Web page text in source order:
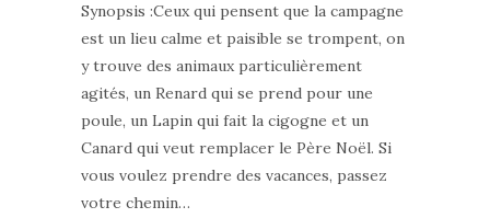
Synopsis :Ceux qui pensent que la campagne
est un lieu calme et paisible se trompent, on
y trouve des animaux particulièrement
agités, un Renard qui se prend pour une
poule, un Lapin qui fait la cigogne et un
Canard qui veut remplacer le Père Noël. Si
vous voulez prendre des vacances, passez
votre chemin…